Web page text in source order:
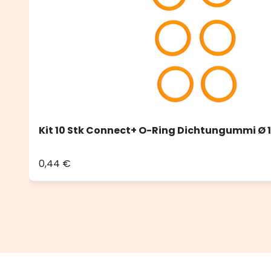
Kit 10 Stk Connect+ O-Ring Dichtungummi Ø
0,44 €